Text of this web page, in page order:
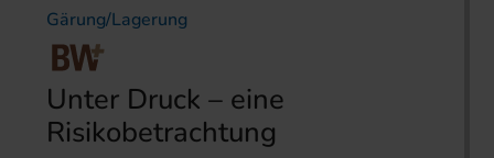
Gärung/Lagerung
Unter Druck – eine
Risikobetrachtung